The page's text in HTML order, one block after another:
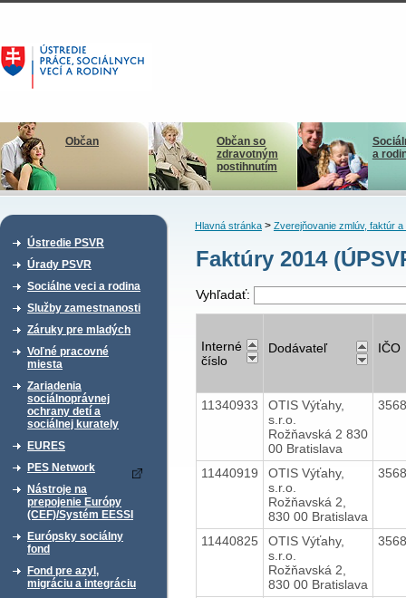
Občan
Občan so
zdravotným
postihnutím
a
Ústredie PSVR
Úrady PSVR
Sociálne veci a rodina
Služby zamestnanosti
Záruky pre mladých
Voľné pracovné
miesta
Zariadenia
sociálnoprávnej
ochrany detí a
sociálnej kurately
EURES
PES Network
Nástroje na
prepojenie Európy
(CEF)/Systém EESSI
Európsky sociálny
fond
Fond pre azyl,
migráciu a integráciu
Hlavná stránka> Zverejňovanie zmlúv, faktúr a
Faktúry 2014
Vyhľadať:
Interné
číslo
Dodávateľ IČO
11340933
OTIS Výťahy,
s.r.o.
Rožňavská 2 830
00 Bratislava
11440919
OTIS Výťahy,
s.r.o.
Rožňavská 2,
830 00 Bratislava
11440825
OTIS Výťahy,
s.r.o.
Rožňavská 2,
830 00 Bratislava